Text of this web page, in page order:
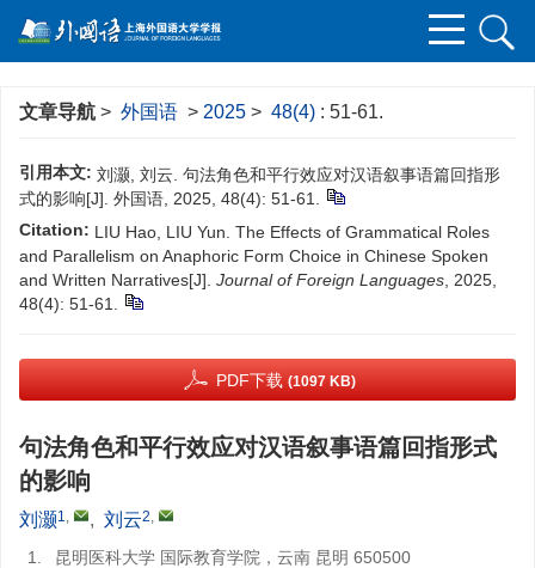
文章导航 > 外国语 > 2025 > 48(4) : 51-61.
引用本文: 刘灏, 刘云. 句法角色和平行效应对汉语叙事语篇回指形
式的影响[J]. 外国语, 2025, 48(4): 51-61.
Citation: LIU Hao, LIU Yun. The Effects of Grammatical Roles
and Parallelism on Anaphoric Form Choice in Chinese Spoken
and Written Narratives[J]. Journal of Foreign Languages , 2025,
48(4): 51-61.
PDF下载 (1097 KB)
句法角色和平行效应对汉语叙事语篇回指形式
的影响
刘灏1, , 刘云2,
1.
昆明医科大学 国际教育学院，云南 昆明 650500